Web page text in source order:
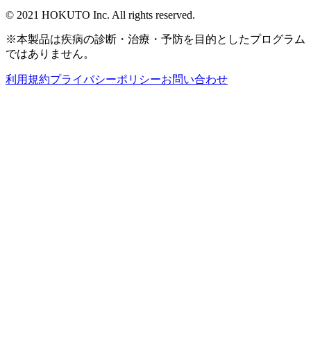
© 2021 HOKUTO Inc. All rights reserved.
※本製品は疾病の診断・治療・予防を目的としたプログラム
ではありません。
利用規約プライバシーポリシーお問い合わせ